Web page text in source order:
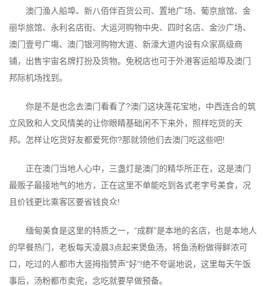
澳门渔人船埠、新八佰伴百货公司、置地广场、葡京旅馆、金
丽华旅馆、永利名店街、大运河购物中央、四时名店、金沙广场、
澳门壹号广塲、澳门银河购物大道、新濠大道内设有众家高级商
铺，出售宇宙名牌打扮及货物。免税店也可于外港客运船埠及澳门
邦际机场找到。
你是不是也念去澳门看看了?澳门这块莲花宝地，中西连合的筑
立风致和人文风情美的让你眼睛基础闲不下来外，照样吃货的天
邦。怎样让吃货好友都爱死你?那就领他们去澳门吃这些吧!
正在澳门当地人心中，三盏灯是澳门的精华所正在，这是澳门
最贩子最接地气的地方，正在这里不单能吃到各式老字号美食，况
且价钱更比乘客区要省钱良众!
缅甸美食是这里的特质之一，“成群”是本地的名店，也是本地人
的早餐热门，老板每天凌晨3点起来煲鱼汤，将鱼汤粉做得鲜浓可
口，吃过的人都市大竖拇指赞声“好”!绝不夸诞地说，这里每天午饭
事后，汤粉都市卖完，念吃就要早做预备。